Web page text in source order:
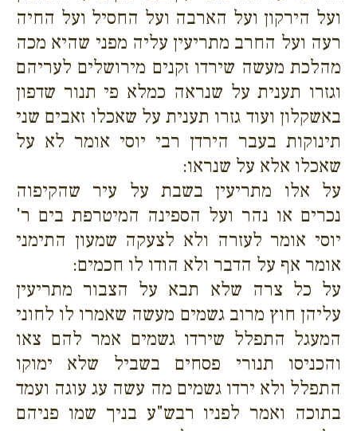
ועל הירקון ועל הארבה ועל החסיל ועל החיה
רעה ועל החרב מתריעין עליה מפני שהיא מכה
מהלכת מעשה שירדו זקנים מירושלים לעריהם
וגזרו תענית על שנראה כמלא פי תנור שדפון
באשקלון ועוד גזרו תענית על שאכלו זאבים שני
תינוקות בעבר הירדן רבי יוסי אומר לא על
שאכלו אלא על שנראו:
על אלו מתריעין בשבת על עיר שהקיפוה
נכרים או נהר ועל הספינה המיטרפת בים ר'
יוסי אומר לעזרה ולא לצעקה שמעון התימני
אומר אף על הדבר ולא הודו לו חכמים:
על כל צרה שלא תבא על הצבור מתריעין
עליהן חוץ מרוב גשמים מעשה שאמרו לו לחוני
המעגל התפלל שירדו גשמים אמר להם צאו
והכניסו תנורי פסחים בשביל שלא ימוקו
התפלל ולא ירדו גשמים מה עשה עג עוגה ועמד
בתוכה ואמר לפניו רבש"ע בניך שמו פניהם